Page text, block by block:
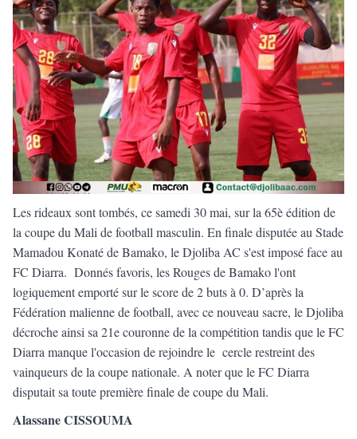
Les rideaux sont tombés, ce samedi 30 mai, sur la 65è édition de
la coupe du Mali de football masculin. En finale disputée au Stade
Mamadou Konaté de Bamako, le Djoliba AC s'est imposé face au
FC Diarra. Donnés favoris, les Rouges de Bamako l'ont
logiquement emporté sur le score de 2 buts à 0. D’après la
Fédération malienne de football, avec ce nouveau sacre, le Djoliba
décroche ainsi sa 21e couronne de la compétition tandis que le FC
Diarra manque l'occasion de rejoindre le cercle restreint des
vainqueurs de la coupe nationale. A noter que le FC Diarra
disputait sa toute première finale de coupe du Mali.
Alassane CISSOUMA